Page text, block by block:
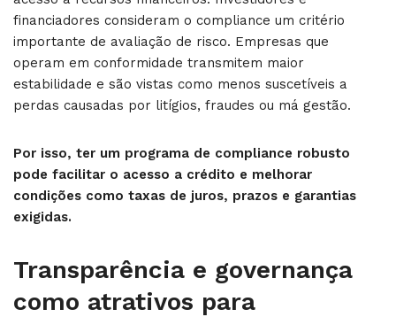
financiadores consideram o compliance um critério
importante de avaliação de risco. Empresas que
operam em conformidade transmitem maior
estabilidade e são vistas como menos suscetíveis a
perdas causadas por litígios, fraudes ou má gestão.
Por isso, ter um programa de compliance robusto
pode facilitar o acesso a crédito e melhorar
condições como taxas de juros, prazos e garantias
exigidas.
Transparência e governança
como atrativos para